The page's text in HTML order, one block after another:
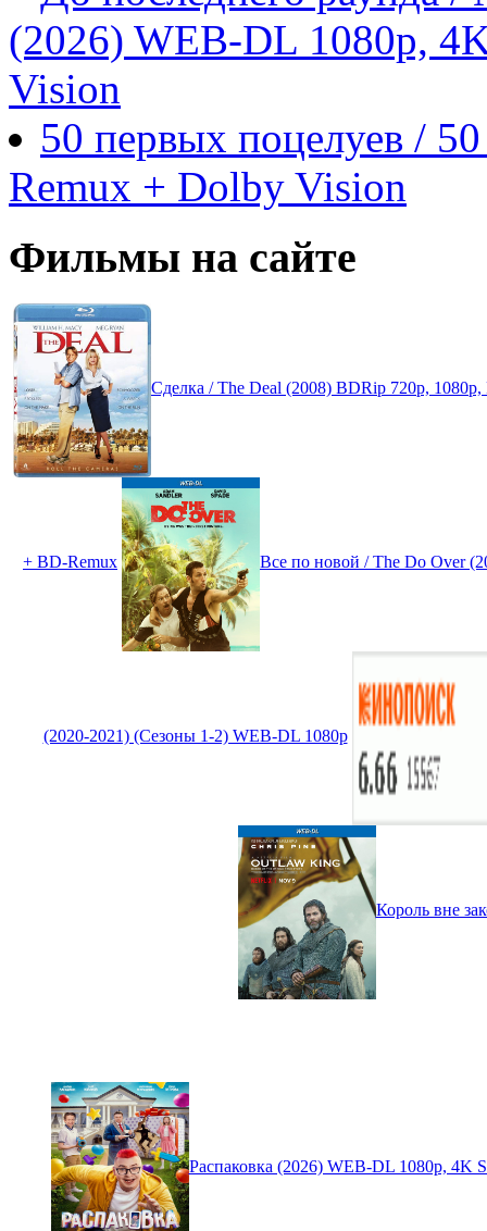
(2026) WEB-DL 1080p,
Vision
50 первых поцелуев /
Remux + Dolby Vision
Фильмы на сайте
Сделка / The Deal (2008) BDRip 720p,
+ BD-Remux Все по новой / The Do Over
(2020-2021) (Сезоны 1-2) WEB-DL 1080p
Король вне
Распаковка (2026) WEB-DL 1080p, 4K